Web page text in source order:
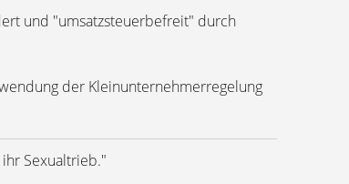
und "umsatzsteuerbefreit" durch
der Kleinunternehmerregelung
Sexualtrieb."